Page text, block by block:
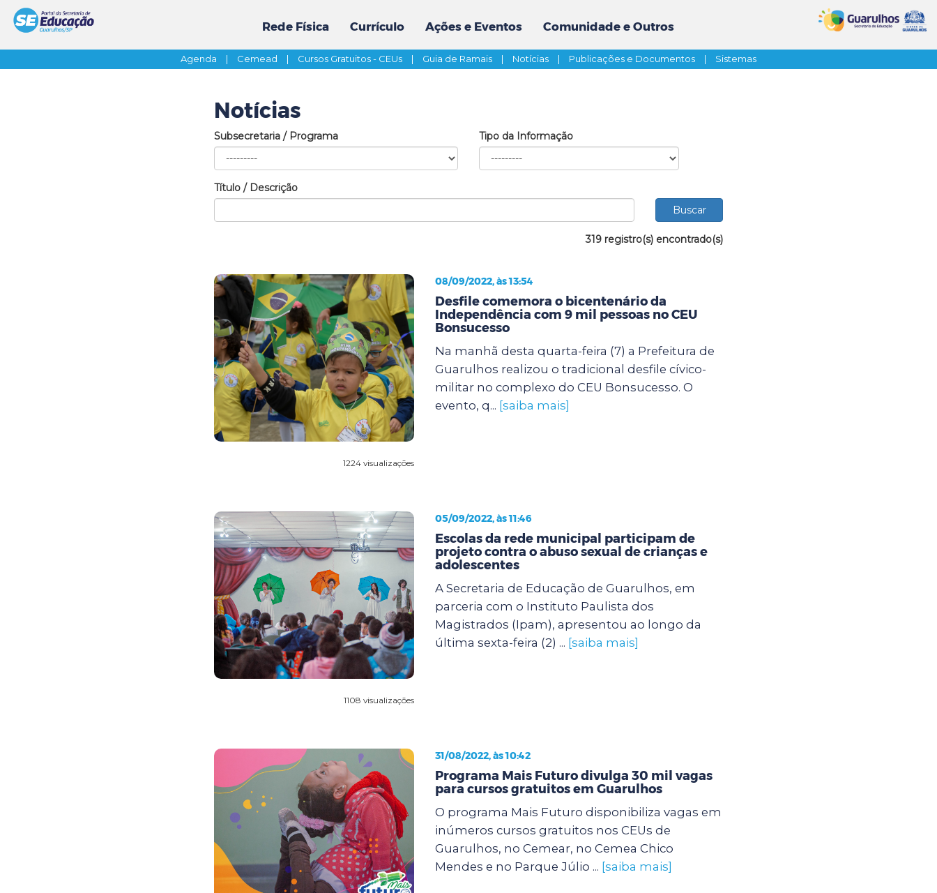
Rede Física Currículo Ações e Eventos Comunidade e Outros
Agenda | Cemead | Cursos Gratuitos - CEUs | Guia de Ramais | Notícias | Publicações e Documentos | Sistemas
Notícias
Subsecretaria / Programa Tipo da Informação
Título / Descrição
319 registro(s) encontrado(s)
1224 visualizações
08/09/2022, às 13:54
Desfile comemora o bicentenário da
Independência com 9 mil pessoas no CEU
Bonsucesso
Na manhã desta quarta-feira (7) a Prefeitura de
Guarulhos realizou o tradicional desfile cívico-
militar no complexo do CEU Bonsucesso. O
evento, q... [saiba mais]
1108 visualizações
05/09/2022, às 11:46
Escolas da rede municipal participam de
projeto contra o abuso sexual de crianças e
adolescentes
A Secretaria de Educação de Guarulhos, em
parceria com o Instituto Paulista dos
Magistrados (Ipam), apresentou ao longo da
última sexta-feira (2) ... [saiba mais]
31/08/2022, às 10:42
Programa Mais Futuro divulga 30 mil vagas
para cursos gratuitos em Guarulhos
O programa Mais Futuro disponibiliza vagas em
inúmeros cursos gratuitos nos CEUs de
Guarulhos, no Cemear, no Cemea Chico
Mendes e no Parque Júlio ... [saiba mais]